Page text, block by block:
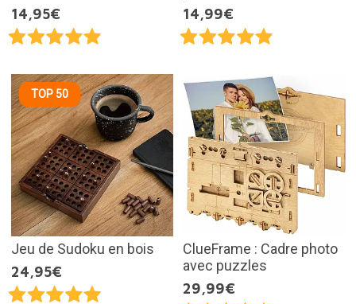
14,95€
14,99€
TOP 50
Jeu de Sudoku en bois
24,95€
ClueFrame : Cadre photo
avec puzzles
29,99€